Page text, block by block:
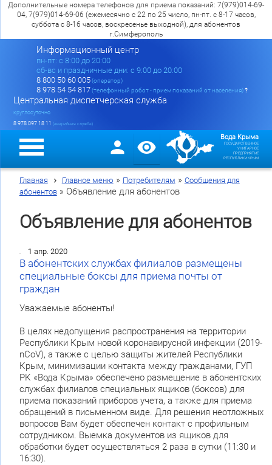
Дополнительные номера телефонов для приема показаний: 7(979)014-69-
04, 7(979)014-69-06 (ежемесячно с 22 по 25 число, пн-пт. с 8-17 часов,
суббота с 8-16 часов, воскресенье выходной), для абонентов
г.Симферополь
Информационный центр
пн-пт: c 8:00 до 20:00
сб-вс и праздничные дни: с 9:00 до 20:00
8 800 50 60 005(оператор)
8 978 54 54 817(телефонный робот - прием показаний от населения)?
Центральная диспетчерская служба
круглосуточно
8 978 097 18 11 (аварийная служба)
Вода Крыма
ГОСУДАРСТВЕННОЕ
УНИТАРНОЕ
ПРЕДПРИЯТИЕ
РЕСПУБЛИКИ КРЫМ
Главная Главное меню » Потребителям » Сообщения для
абонентов» Объявление для абонентов
Объявление для абонентов
1 апр. 2020
В абонентских службах филиалов размещены
специальные боксы для приема почты от
граждан
Уважаемые абоненты!
В целях недопущения распространения на территории
Республики Крым новой коронавирусной инфекции (2019-
nCoV), а также с целью защиты жителей Республики
Крым, минимизации контакта между гражданами, ГУП
РК «Вода Крыма» обеспечено размещение в абонентских
службах филиалов специальных ящиков (боксов) для
приема показаний приборов учета, а также для приема
обращений в письменном виде. Для решения неотложных
вопросов Вам будет обеспечен контакт с профильным
сотрудником. Выемка документов из ящиков для
обработки будет осуществляться 2 раза в сутки (11:30 и
16:30).